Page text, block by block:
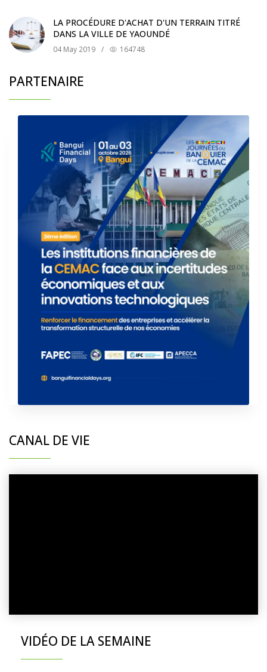
LA PROCÉDURE D'ACHAT D'UN TERRAIN TITRÉ
DANS LA VILLE DE YAOUNDÉ
04 May 2019 / 164748
PARTENAIRE
CANAL DE VIE
VIDÉO DE LA SEMAINE